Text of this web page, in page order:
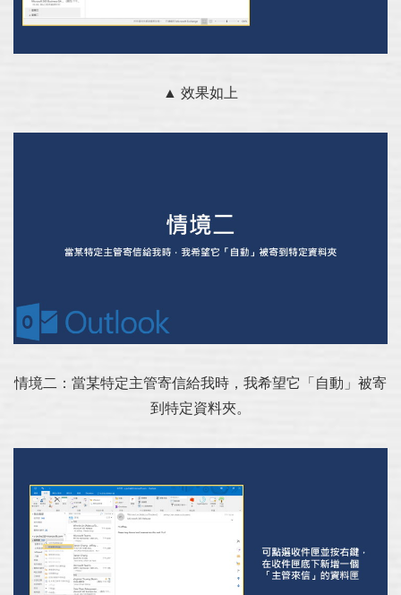
▲ 效果如上
情境二：當某特定主管寄信給我時，我希望它「自動」被寄
到特定資料夾。